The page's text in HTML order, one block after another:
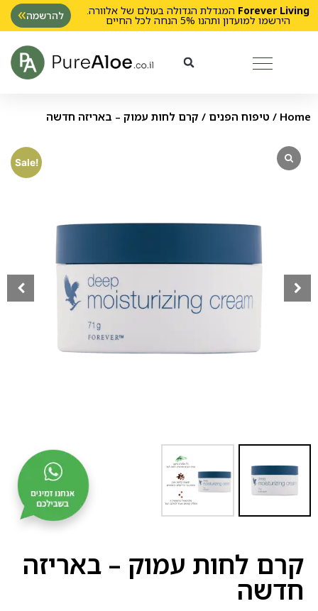
Forever Living המגדלת הגדולה בעולם של אלוורה.
הירשמו למועדון ותהנו 5% הנחה לכל החיים להרשמה
Home
/ טיפוח הפנים / קרם לחות עמוק – באריזה חדשה
Sale!
קרם לחות עמוק – באריזה
חדשה